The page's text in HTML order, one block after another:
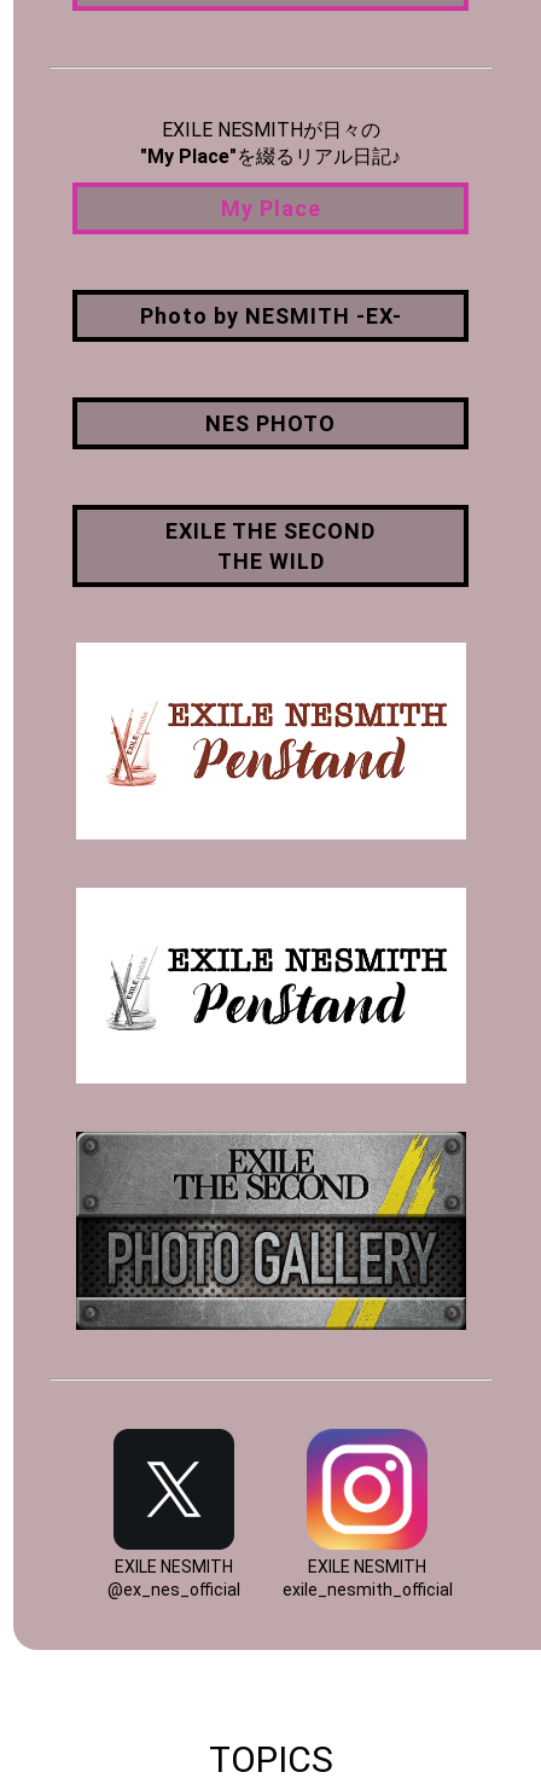
EXILE NESMITHが日々の
"My Place"を綴るリアル日記♪
My Place
My Place
Photo by NESMITH -EX-
NES PHOTO
EXILE THE SECOND
EXILE THE SECOND
THE WILD
EXILE NESMITH
@ex_nes_official
EXILE NESMITH
exile_nesmith_official
TOPICS